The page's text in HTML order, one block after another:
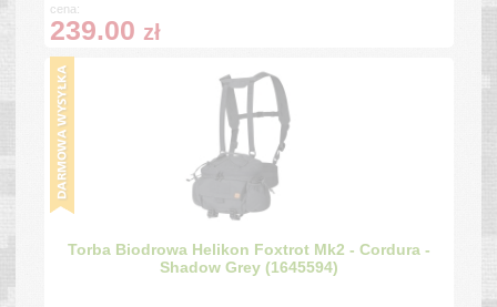
cena:
239.00 zł
Torba Biodrowa Helikon Foxtrot Mk2 - Cordura -
Shadow Grey (1645594)